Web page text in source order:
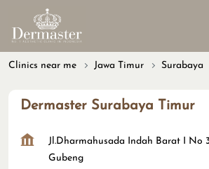
Clinics near me Jawa Timur Surabaya
Dermaster Surabaya Timur
Jl.Dharmahusada Indah Barat I No
Gubeng